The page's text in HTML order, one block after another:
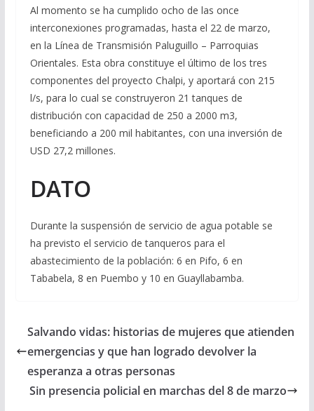
Al momento se ha cumplido ocho de las once
interconexiones programadas, hasta el 22 de marzo,
en la Línea de Transmisión Paluguillo – Parroquias
Orientales. Esta obra constituye el último de los tres
componentes del proyecto Chalpi, y aportará con 215
l/s, para lo cual se construyeron 21 tanques de
distribución con capacidad de 250 a 2000 m3,
beneficiando a 200 mil habitantes, con una inversión de
USD 27,2 millones.
DATO
Durante la suspensión de servicio de agua potable se
ha previsto el servicio de tanqueros para el
abastecimiento de la población: 6 en Pifo, 6 en
Tababela, 8 en Puembo y 10 en Guayllabamba.
Salvando vidas: historias de mujeres que atienden
emergencias y que han logrado devolver la
esperanza a otras personas
Sin presencia policial en marchas del 8 de marzo